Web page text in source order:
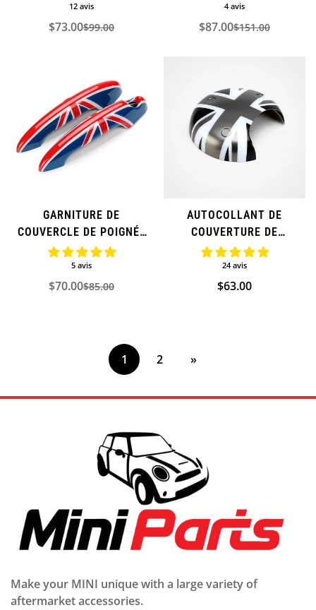
12 avis
Prix
$73.00Prix
$99.00
4 avis
Prix
$87.00Prix
$151.00
GARNITURE DE
COUVERCLE DE POIGNÉE
DE PORTE EXTÉRIEURE
POUR MINI COOPER
(SUPPLÉMENTAIRE)
5 avis
Prix
$70.00Prix
$85.00
AUTOCOLLANT DE
COUVERTURE DE
TACHYMÈTRE POUR MINI
COOPER
24 avis
Prix
$63.00
1 2 »
Make your MINI unique with a large variety of
aftermarket accessories.